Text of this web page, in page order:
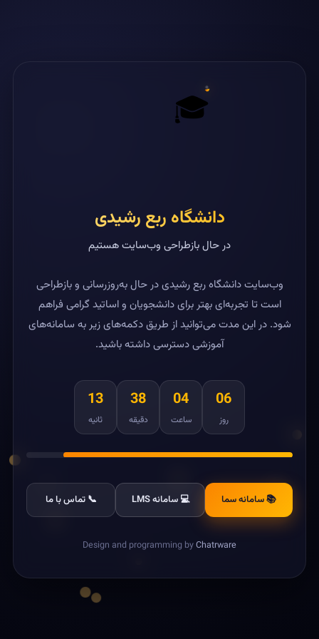
🎓
دانشگاه ربع رشیدی
در حال بازطراحی وب‌سایت هستیم
وب‌سایت دانشگاه ربع رشیدی در حال به‌روزرسانی و بازطراحی
است تا تجربه‌ای بهتر برای دانشجویان و اساتید گرامی فراهم
شود. در این مدت می‌توانید از طریق دکمه‌های زیر به سامانه‌های
آموزشی دسترسی داشته باشید.
06
روز
04
ساعت
38
دقیقه
13
ثانیه
📚 سامانه سما 💻 سامانه LMS 📞 تماس با ما
Design and programming byChatrware